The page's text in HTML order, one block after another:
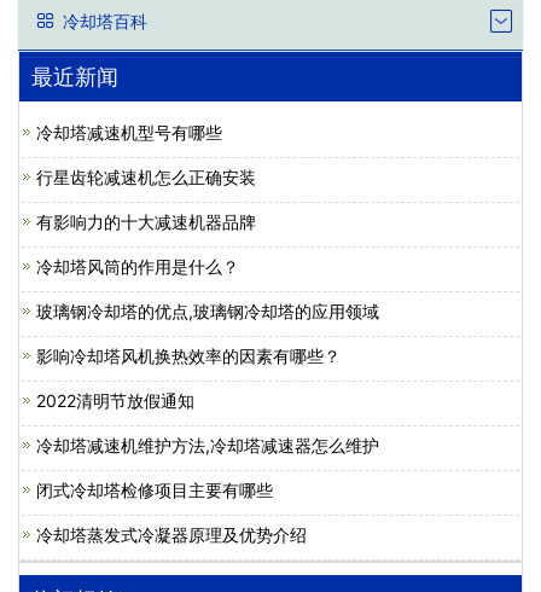
冷却塔百科
最近新闻
冷却塔减速机型号有哪些
行星齿轮减速机怎么正确安装
有影响力的十大减速机器品牌
冷却塔风筒的作用是什么？
玻璃钢冷却塔的优点,玻璃钢冷却塔的应用领域
影响冷却塔风机换热效率的因素有哪些？
2022清明节放假通知
冷却塔减速机维护方法,冷却塔减速器怎么维护
闭式冷却塔检修项目主要有哪些
冷却塔蒸发式冷凝器原理及优势介绍